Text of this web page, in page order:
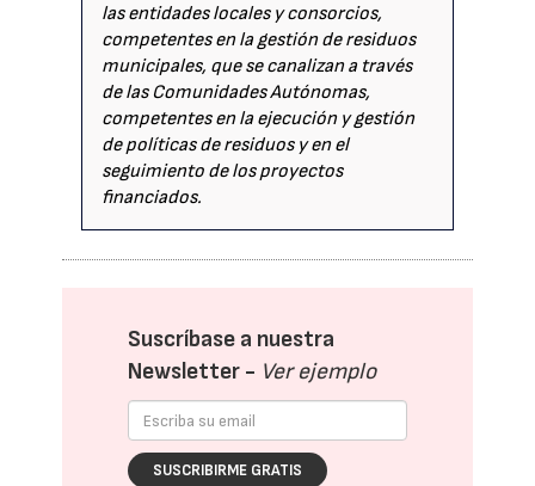
las entidades locales y consorcios,
competentes en la gestión de residuos
municipales, que se canalizan a través
de las Comunidades Autónomas,
competentes en la ejecución y gestión
de políticas de residuos y en el
seguimiento de los proyectos
financiados.
Suscríbase a nuestra
Newsletter - Ver ejemplo
SUSCRIBIRME GRATIS